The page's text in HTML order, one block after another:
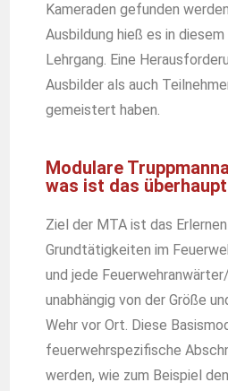
Kameraden gefunden
Ausbildung hieß es in
Lehrgang. Eine
Ausbilder als auch
gemeistert haben.
Modulare
was ist das
Ziel der MTA ist das
Grundtätigkeiten im
und jede
unabhängig von der Größe
Wehr vor Ort. Diese
feuerwehrspezifische
werden, wie zum Beispiel